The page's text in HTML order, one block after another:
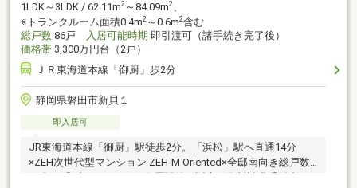
1LDK～3LDK / 62.11m2 ～84.09m2、
※トランクルーム面積0.4m2 ～0.6m2含む
総戸数 86戸 入居可能時期 即引渡可（諸手続き完了後）
価格帯 3,300万円台（2戸）
ＪＲ東海道本線「御厨」歩2分
静岡県磐田市新貝１
即入居可
JR東海道本線「御厨」駅徒歩2分。「浜松」駅へ直通14分
×ZEH次世代型マンション ZEH-M Oriented×全邸南向き総戸数
86邸。「ブライトタウン御厨駅前」誕生。資料請求受付中。